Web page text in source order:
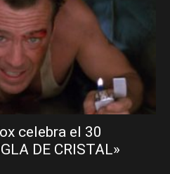
celebra el 30
DE CRISTAL»